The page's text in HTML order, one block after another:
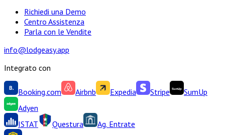
Richiedi una Demo
Centro Assistenza
Parla con le Vendite
info@lodgeasy.app
Integrato con
Booking.com Airbnb Expedia Stripe
SumUp
Adyen
ISTAT
Questura Ag. Entrate